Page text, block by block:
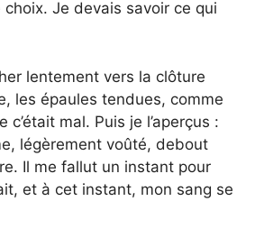
choix. Je devais savoir ce qui
lentement vers la clôture
les épaules tendues, comme
c’était mal. Puis je l’aperçus :
légèrement voûté, debout
Il me fallut un instant pour
et à cet instant, mon sang se